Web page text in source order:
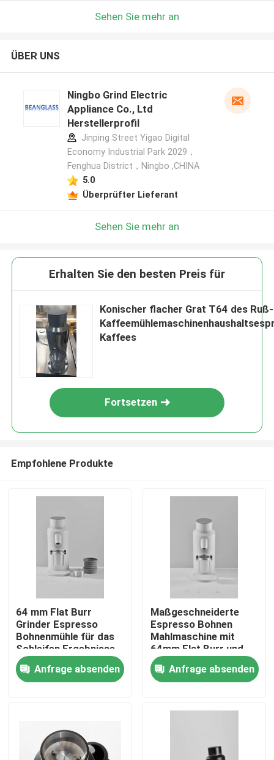
Haus
VR Show
Sehen Sie mehr an
ÜBER UNS
Ningbo Grind Electric
Appliance Co., Ltd
Herstellerprofil
Jinping Street Yigao Digital
Economy Industrial Park 2029，
Fenghua District，Ningbo ,CHINA
5.0
Überprüfter Lieferant
Sehen Sie mehr an
Erhalten Sie den besten Preis für
Konischer flacher Grat T64 des Ruß-
Kaffees
Fortsetzen
Empfohlene Produkte
64 mm Flat Burr
Grinder Espresso
Bohnenmühle für das
Schleifen Ergebnisse
Anfrage absenden
Maßgeschneiderte
Espresso Bohnen
Mahlmaschine mit
64mm Flat Burr und
120g Kapazität
Anfrage absenden